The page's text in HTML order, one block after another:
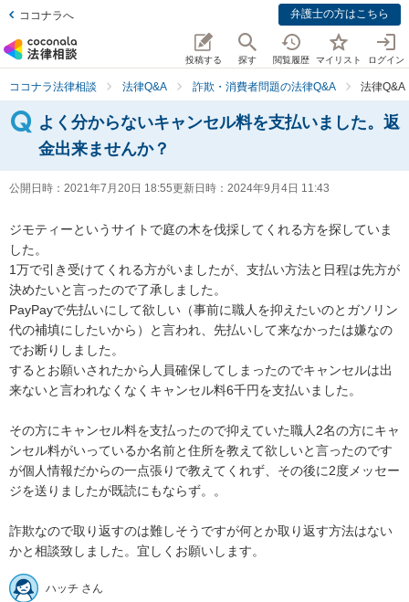
ココナラへ 弁護士の方はこちら
投稿する 探す 閲覧履歴 マイリスト ログイン
ココナラ法律相談 法律Q&A 詐欺・消費者問題の法律Q&A 法律Q&A
よく分からないキャンセル料を支払いました。返
金出来ませんか？
公開日時： 2021年7月20日 18:55更新日時： 2024年9月4日 11:43
ジモティーというサイトで庭の木を伐採してくれる方を探していま
した。
1万で引き受けてくれる方がいましたが、支払い方法と日程は先方が
決めたいと言ったので了承しました。
PayPayで先払いにして欲しい（事前に職人を抑えたいのとガソリン
代の補填にしたいから）と言われ、先払いして来なかったは嫌なの
でお断りしました。
するとお願いされたから人員確保してしまったのでキャンセルは出
来ないと言われなくなくキャンセル料6千円を支払いました。
その方にキャンセル料を支払ったので抑えていた職人2名の方にキャ
ンセル料がいっているか名前と住所を教えて欲しいと言ったのです
が個人情報だからの一点張りで教えてくれず、その後に2度メッセー
ジを送りましたが既読にもならず。。
詐欺なので取り返すのは難しそうですが何とか取り返す方法はない
かと相談致しました。宜しくお願いします。
ハッチ さん